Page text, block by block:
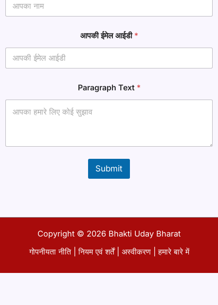
की
ना
म
आपकी ईमेल आईडी *
Paragraph Text *
Submit
Copyright © 2026 Bhakti Uday Bharat
गोपनीयता नीति|नियम एवं शर्तें| अस्वीकरण |हमारे बारे में